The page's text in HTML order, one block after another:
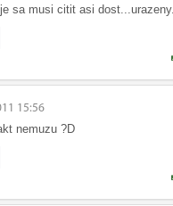
sa musi citit asi dost...urazeny.
15:56
nemuzu ?D